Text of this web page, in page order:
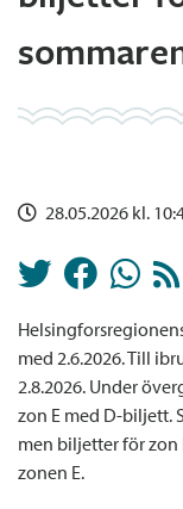
28.05.2026 kl.
med 2.6.2026. Till
2.8.2026. Under
zon E med D-biljett.
men biljetter för zon
zonen E.